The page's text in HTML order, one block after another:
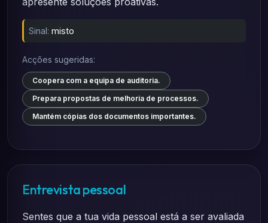
Sinal: misto
Acções sugeridas:
Coopera com a equipa de auditoria.
Prepara propostas de melhoria de processos.
Mantém cópias dos documentos importantes.
Entrevista pessoal
Sentes que a tua vida pessoal está a ser avaliada